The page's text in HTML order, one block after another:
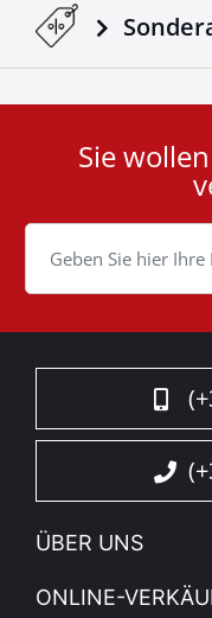
Cookie
Sie
ÜBER UNS
Firma
ONLINE-